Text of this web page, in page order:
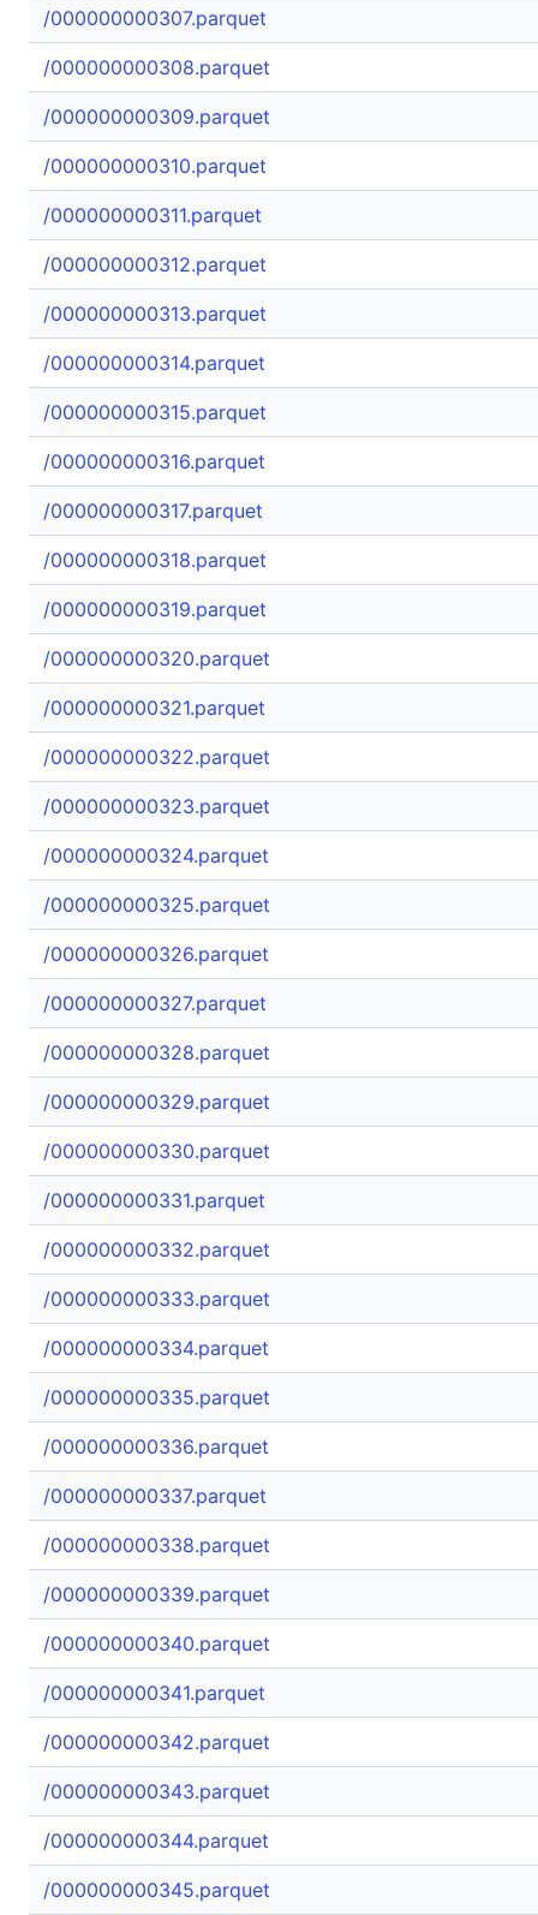
/000000000307.parquet
/000000000308.parquet
/000000000309.parquet
/000000000310.parquet
/000000000311.parquet
/000000000312.parquet
/000000000313.parquet
/000000000314.parquet
/000000000315.parquet
/000000000316.parquet
/000000000317.parquet
/000000000318.parquet
/000000000319.parquet
/000000000320.parquet
/000000000321.parquet
/000000000322.parquet
/000000000323.parquet
/000000000324.parquet
/000000000325.parquet
/000000000326.parquet
/000000000327.parquet
/000000000328.parquet
/000000000329.parquet
/000000000330.parquet
/000000000331.parquet
/000000000332.parquet
/000000000333.parquet
/000000000334.parquet
/000000000335.parquet
/000000000336.parquet
/000000000337.parquet
/000000000338.parquet
/000000000339.parquet
/000000000340.parquet
/000000000341.parquet
/000000000342.parquet
/000000000343.parquet
/000000000344.parquet
/000000000345.parquet